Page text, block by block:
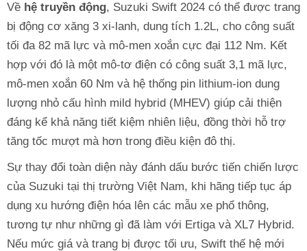
Về hệ truyền động, Suzuki Swift 2024 có thể được trang
bị động cơ xăng 3 xi-lanh, dung tích 1.2L, cho công suất
tối đa 82 mã lực và mô-men xoắn cực đại 112 Nm. Kết
hợp với đó là một mô-tơ điện có công suất 3,1 mã lực,
mô-men xoắn 60 Nm và hệ thống pin lithium-ion dung
lượng nhỏ cấu hình mild hybrid (MHEV) giúp cải thiện
đáng kể khả năng tiết kiệm nhiên liệu, đồng thời hỗ trợ
tăng tốc mượt mà hơn trong điều kiện đô thị.
Sự thay đổi toàn diện này đánh dấu bước tiến chiến lược
của Suzuki tại thị trường Việt Nam, khi hãng tiếp tục áp
dụng xu hướng điện hóa lên các mẫu xe phổ thông,
tương tự như những gì đã làm với Ertiga và XL7 Hybrid.
Nếu mức giá và trang bị được tối ưu, Swift thế hệ mới